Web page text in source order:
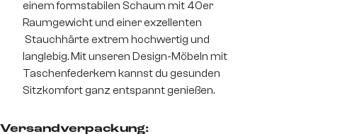
einem formstabilen Schaum mit 40er
Raumgewicht und einer exzellenten
Stauchhärte extrem hochwertig und
langlebig. Mit unseren Design-Möbeln mit
Taschenfederkern kannst du gesunden
Sitzkomfort ganz entspannt genießen.
Versandverpackung: